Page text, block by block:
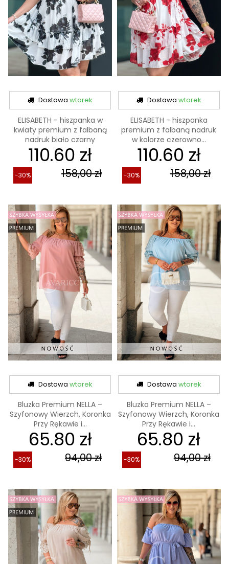
Dostawawtorek
ELISABETH - hiszpanka w
kwiaty premium z falbaną
nadruk biało czarny
110.60 zł
158,00 zł
-30%
Dostawa wtorek
ELISABETH - hiszpanka
premium z falbaną nadruk
w kolorze czerowno...
110.60 zł
158,00 zł
-30%
Dostawawtorek
Bluzka Premium NELLA –
Szyfonowy Wierzch, Koronka
Przy Rękawie i...
65.80 zł
94,00 zł
-30%
Dostawa wtorek
Bluzka Premium NELLA –
Szyfonowy Wierzch, Koronka
Przy Rękawie i...
65.80 zł
94,00 zł
-30%